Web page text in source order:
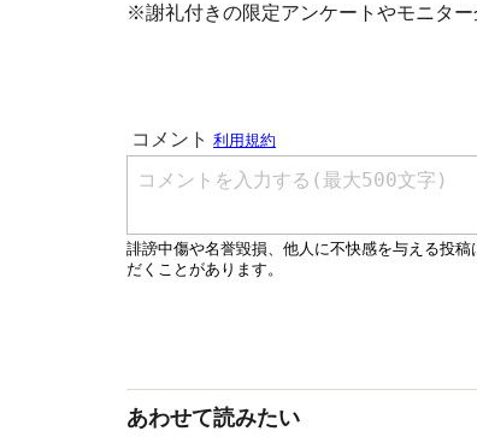
※謝礼付きの限定アンケートやモニタ
あわせて読みたい